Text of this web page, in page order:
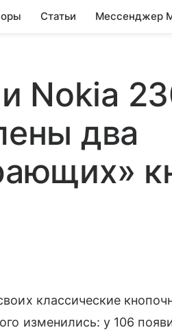
Статьи Мессенджер
Nokia
два
классические
изменились: у 106